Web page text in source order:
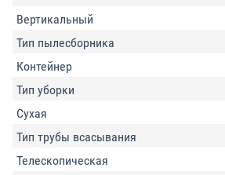
Вертикальный
Тип пылесборника
Контейнер
Тип уборки
Сухая
Тип трубы всасывания
Телескопическая